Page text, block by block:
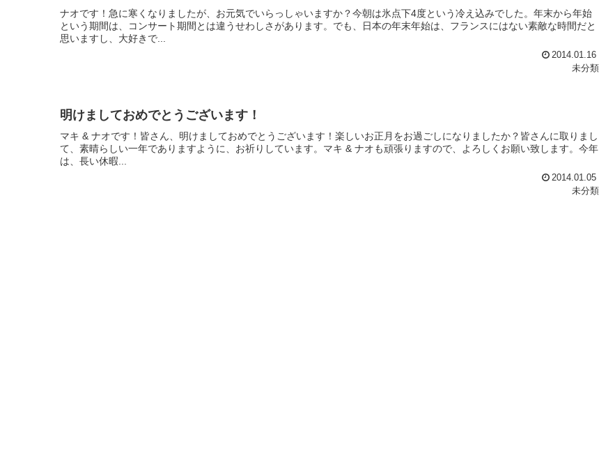
ナオです！急に寒くなりましたが、お元気でいらっしゃいますか？今朝は氷点下4度という冷え込みでした。年末から年始
という期間は、コンサート期間とは違うせわしさがあります。でも、日本の年末年始は、フランスにはない素敵な時間だと
思いますし、大好きで...
2014.01.16
未分類
明けましておめでとうございます！
マキ & ナオです！皆さん、明けましておめでとうございます！楽しいお正月をお過ごしになりましたか？皆さんに取りまし
て、素晴らしい一年でありますように、お祈りしています。マキ & ナオも頑張りますので、よろしくお願い致します。今年
は、長い休暇...
2014.01.05
未分類